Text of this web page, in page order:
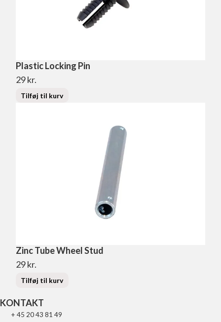
Plastic Locking Pin
29kr.
Tilføj til kurv
Zinc Tube Wheel Stud
29kr.
Tilføj til kurv
KONTAKT
+ 45 20 43 81 49